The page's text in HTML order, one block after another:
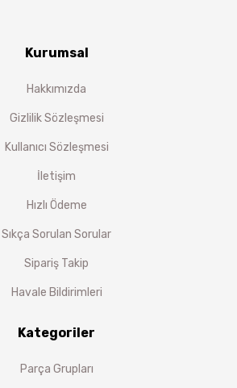
Kurumsal
Hakkımızda
Gizlilik Sözleşmesi
Kullanıcı Sözleşmesi
İletişim
Hızlı Ödeme
Sıkça Sorulan Sorular
Sipariş Takip
Havale Bildirimleri
Kategoriler
Parça Grupları